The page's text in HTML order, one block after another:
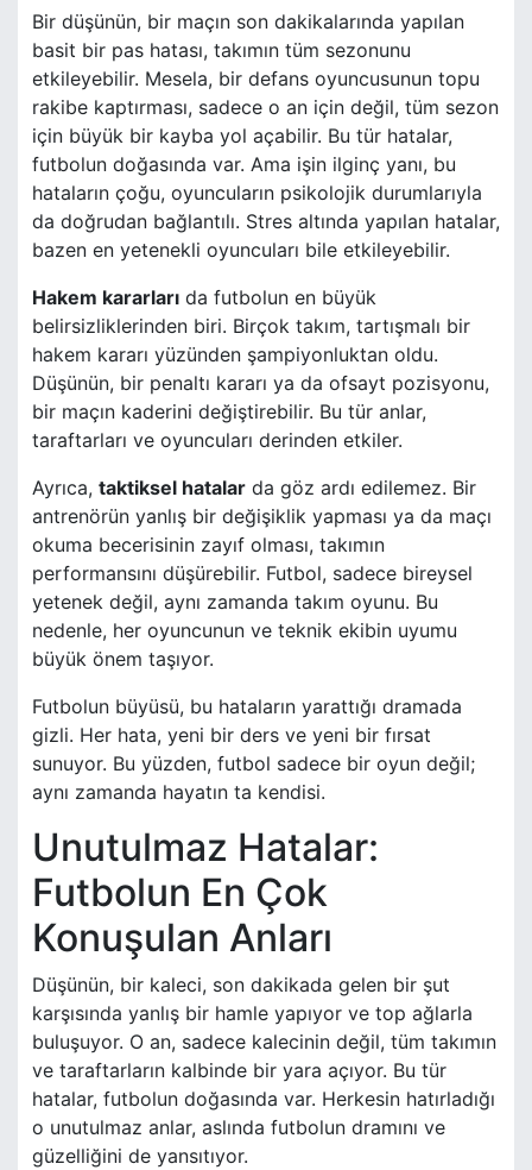
Bir düşünün, bir maçın son dakikalarında yapılan
basit bir pas hatası, takımın tüm sezonunu
etkileyebilir. Mesela, bir defans oyuncusunun topu
rakibe kaptırması, sadece o an için değil, tüm sezon
için büyük bir kayba yol açabilir. Bu tür hatalar,
futbolun doğasında var. Ama işin ilginç yanı, bu
hataların çoğu, oyuncuların psikolojik durumlarıyla
da doğrudan bağlantılı. Stres altında yapılan hatalar,
bazen en yetenekli oyuncuları bile etkileyebilir.
Hakem kararları da futbolun en büyük
belirsizliklerinden biri. Birçok takım, tartışmalı bir
hakem kararı yüzünden şampiyonluktan oldu.
Düşünün, bir penaltı kararı ya da ofsayt pozisyonu,
bir maçın kaderini değiştirebilir. Bu tür anlar,
taraftarları ve oyuncuları derinden etkiler.
Ayrıca, taktiksel hatalar da göz ardı edilemez. Bir
antrenörün yanlış bir değişiklik yapması ya da maçı
okuma becerisinin zayıf olması, takımın
performansını düşürebilir. Futbol, sadece bireysel
yetenek değil, aynı zamanda takım oyunu. Bu
nedenle, her oyuncunun ve teknik ekibin uyumu
büyük önem taşıyor.
Futbolun büyüsü, bu hataların yarattığı dramada
gizli. Her hata, yeni bir ders ve yeni bir fırsat
sunuyor. Bu yüzden, futbol sadece bir oyun değil;
aynı zamanda hayatın ta kendisi.
Unutulmaz Hatalar:
Futbolun En Çok
Konuşulan Anları
Düşünün, bir kaleci, son dakikada gelen bir şut
karşısında yanlış bir hamle yapıyor ve top ağlarla
buluşuyor. O an, sadece kalecinin değil, tüm takımın
ve taraftarların kalbinde bir yara açıyor. Bu tür
hatalar, futbolun doğasında var. Herkesin hatırladığı
o unutulmaz anlar, aslında futbolun dramını ve
güzelliğini de yansıtıyor.